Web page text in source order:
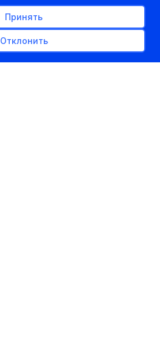
Принять
Отклонить